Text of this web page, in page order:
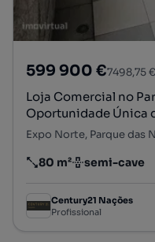
599 900 €7498,75
Loja Comercial no
Oportunidade Única
Expo Norte, Parque das
Preço por metro
80 m²
Andar semi-cave
Century21 Nações
Profissional